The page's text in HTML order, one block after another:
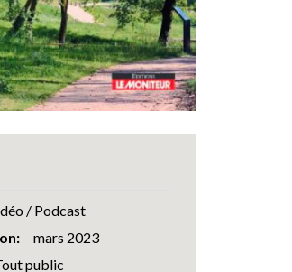
/ Podcast
mars 2023
public